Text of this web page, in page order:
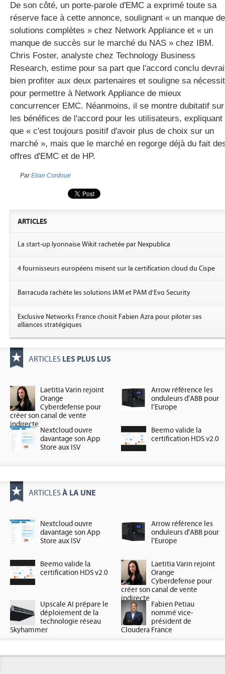
De son côté, un porte-parole d'EMC a exprimé toute sa
réserve face à cette annonce, soulignant « un manque de
solutions complètes » chez Network Appliance et « un
manque de succès sur le marché du NAS » chez IBM.
Chris Foster, analyste chez Technology Business
Research, estime pour sa part que l'accord conclu
bien profiter aux deux partenaires et souligne sa
pour permettre à Network Appliance de mieux
concurrencer EMC. Néanmoins, il se montre dubitatif sur
les bénéfices de l'accord pour les utilisateurs, expliquant
que « c'est toujours positif d'avoir plus de choix sur un
marché », mais que le marché en regorge déjà du fait
offres d'EMC et de HP.
ParElian Cordoue
ARTICLES
La start-up lyonnaise Wikit rachetée par Nexpublica
4 fournisseurs européens misent sur la certification cloud du Cispe
Barracuda rachète les solutions IAM et PAM d'Evo Security
Exclusive Networks France choisit Fabien Azra pour piloter ses
alliances stratégiques
ARTICLES LES PLUS LUS
Laetitia Varin rejoint
Orange
Cyberdefense pour
créer son canal de vente
indirecte
Arrow référence les
onduleurs d'ABB pour
l'Europe
Nextcloud ouvre
davantage son App
Store aux ISV
Beemo valide la
certification HDS v2.0
ARTICLES À LA UNE
Nextcloud ouvre
davantage son App
Store aux ISV
Arrow référence les
onduleurs d'ABB pour
l'Europe
Beemo valide la
certification HDS v2.0
Laetitia Varin rejoint
Orange
Cyberdefense pour
créer son canal de vente
indirecte
Upscale AI prépare le
déploiement de la
technologie réseau
Skyhammer
Fabien Petiau
nommé vice-
président de
Cloudera France